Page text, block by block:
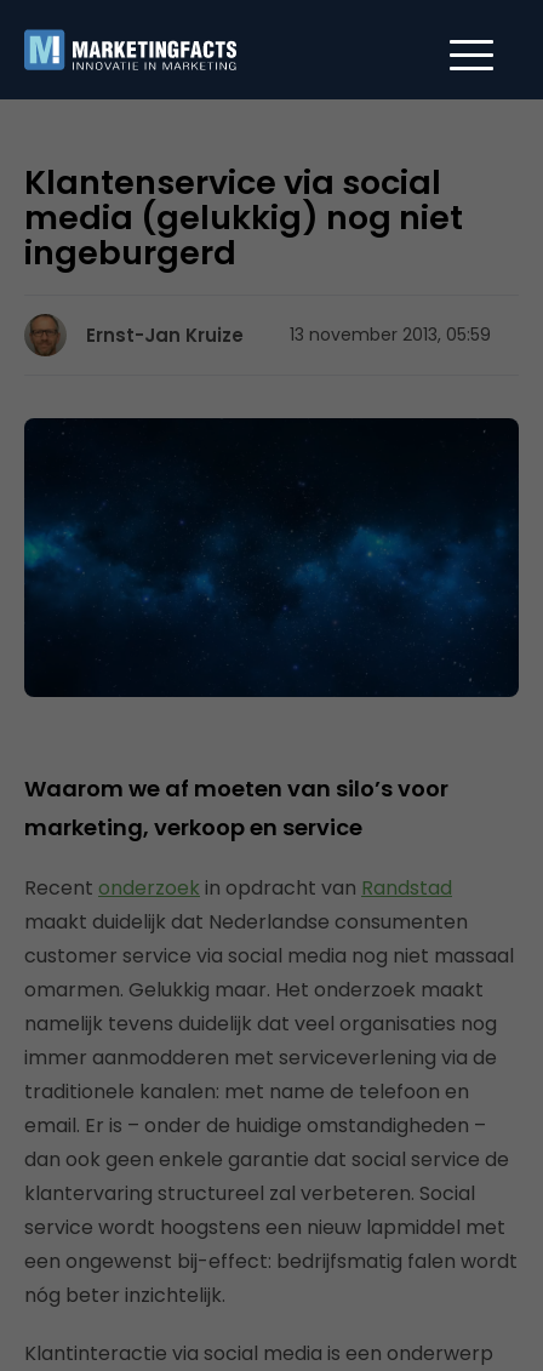
Klantenservice via social
media (gelukkig) nog niet
ingeburgerd
Ernst-Jan Kruize 13 november 2013, 05:59
Waarom we af moeten van silo’s voor
marketing, verkoop en service
Recent onderzoek in opdracht van Randstad
maakt duidelijk dat Nederlandse consumenten
customer service via social media nog niet massaal
omarmen. Gelukkig maar. Het onderzoek maakt
namelijk tevens duidelijk dat veel organisaties nog
immer aanmodderen met serviceverlening via de
traditionele kanalen: met name de telefoon en
email. Er is – onder de huidige omstandigheden –
dan ook geen enkele garantie dat social service de
klantervaring structureel zal verbeteren. Social
service wordt hoogstens een nieuw lapmiddel met
een ongewenst bij-effect: bedrijfsmatig falen wordt
nóg beter inzichtelijk.
Klantinteractie via social media is een onderwerp